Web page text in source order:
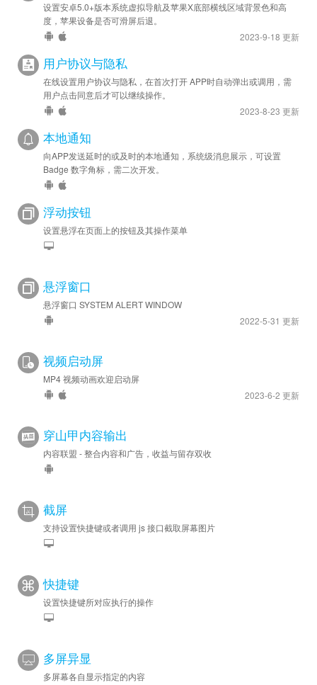
设置安卓5.0+版本系统虚拟导航及苹果X底部横线区域背景色和高
度，苹果设备是否可滑屏后退。
2023-9-18 更新
用户协议与隐私
在线设置用户协议与隐私，在首次打开 APP时自动弹出或调用，需
用户点击同意后才可以继续操作。
2023-8-23 更新
本地通知
向APP发送延时的或及时的本地通知，系统级消息展示，可设置
Badge 数字角标，需二次开发。
浮动按钮
设置悬浮在页面上的按钮及其操作菜单
悬浮窗口
悬浮窗口 SYSTEM ALERT WINDOW
2022-5-31 更新
视频启动屏
MP4 视频动画欢迎启动屏
2023-6-2 更新
穿山甲内容输出
内容联盟 - 整合内容和广告，收益与留存双收
截屏
支持设置快捷键或者调用 js 接口截取屏幕图片
快捷键
设置快捷键所对应执行的操作
多屏异显
多屏幕各自显示指定的内容